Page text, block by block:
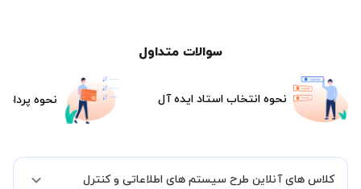
سوالات متداول
نحوه انتخاب استاد ایده آل نحوه
کلاس های آنلاین طرح سیستم های اطلاعاتی و کنترل